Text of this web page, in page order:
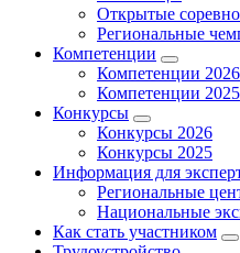
Открытые
Региональные
Компетенции
Компетенции 2026
Компетенции 2025
Конкурсы
Конкурсы 2026
Конкурсы 2025
Информация для
Региональные
Национальные
Как стать участником